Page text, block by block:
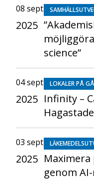
08 sept
2025
science”
04 sept
2025
LOKALER PÅ
Infinity –
03 sept
2025
genom